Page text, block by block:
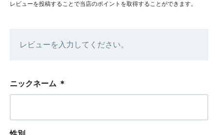
レビューを投稿することで当店のポイントを取得することができます。
レビューを入力してください。
ニックネーム ＊